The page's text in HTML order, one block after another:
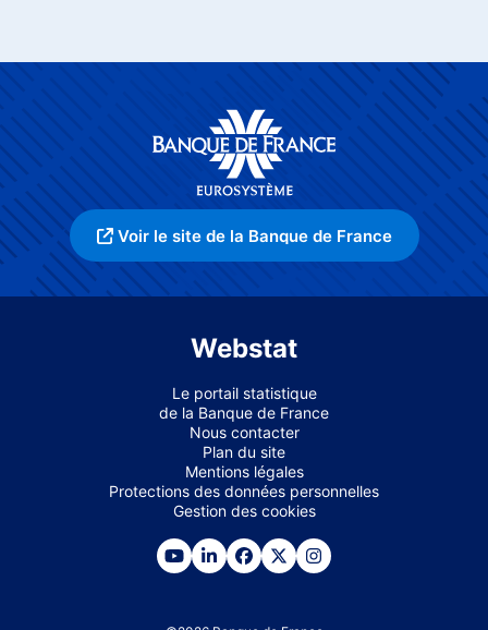
Voir le site de la Banque de France
Webstat
Le portail statistique
de la Banque de France
Nous contacter
Plan du site
Mentions légales
Protections des données personnelles
Gestion des cookies